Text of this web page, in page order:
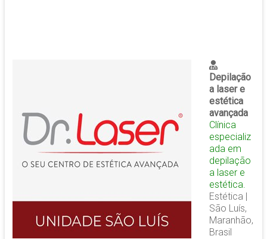
Depilação
a laser e
estética
avançada
Clínica
especializ
ada em
depilação
a laser e
estética.
Estética |
São Luís,
Maranhão,
Brasil